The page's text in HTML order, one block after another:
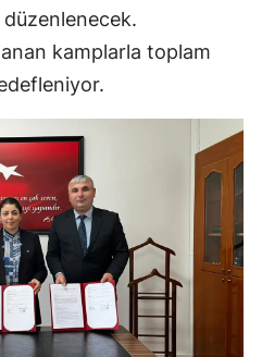
Mersin
İstanbul
Kayseri
Kırklareli
Kırşehir
kamplarla toplam